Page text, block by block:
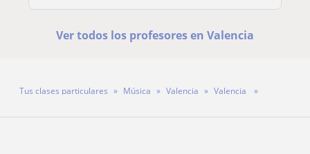
Ver todos los profesores en Valencia
Tus clases particulares Música Valencia
Valencia